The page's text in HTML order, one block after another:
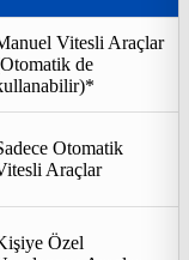
Vitesli Araçlar
de
Otomatik
Araçlar
Özel